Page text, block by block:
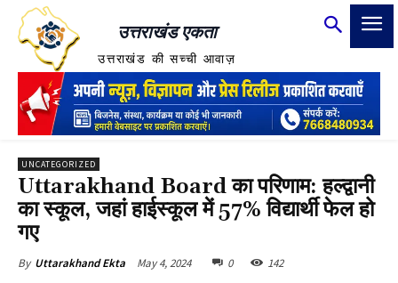
उत्तराखंड एकता
उत्तराखंड की सच्ची आवाज़
UNCATEGORIZED
Uttarakhand Board का परिणाम: हल्द्वानी
का स्कूल, जहां हाईस्कूल में 57% विद्यार्थी फेल हो
गए
By Uttarakhand Ekta May 4, 2024 0 142